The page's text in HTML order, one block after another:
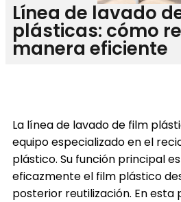
Línea de lavado
plásticas: cómo
manera eficiente
La línea de lavado de film
equipo especializado en el
plástico. Su función principal
eficazmente el film plástico
posterior reutilización. En esta